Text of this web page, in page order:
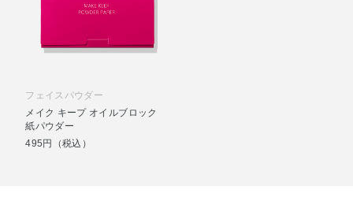
フェイスパウダー
メイク キープ オイルブロック
紙パウダー
495円（税込）